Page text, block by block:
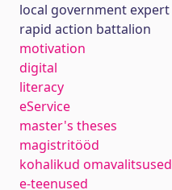
local government expert
rapid action battalion
motivation
digital
literacy
eService
master's theses
magistritööd
kohalikud omavalitsused
e-teenused